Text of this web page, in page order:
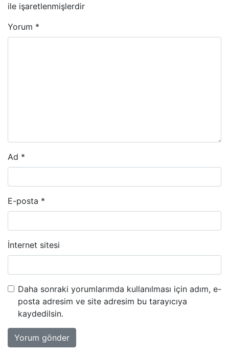
ile işaretlenmişlerdir
Yorum *
Ad *
E-posta *
İnternet sitesi
Daha sonraki yorumlarımda kullanılması için adım, e-
posta adresim ve site adresim bu tarayıcıya
kaydedilsin.